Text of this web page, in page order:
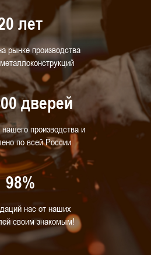
станции
Для АЗС
лет
рынке производства
дверей
производства и
по всей России
98%
нас от наших
своим знакомым!